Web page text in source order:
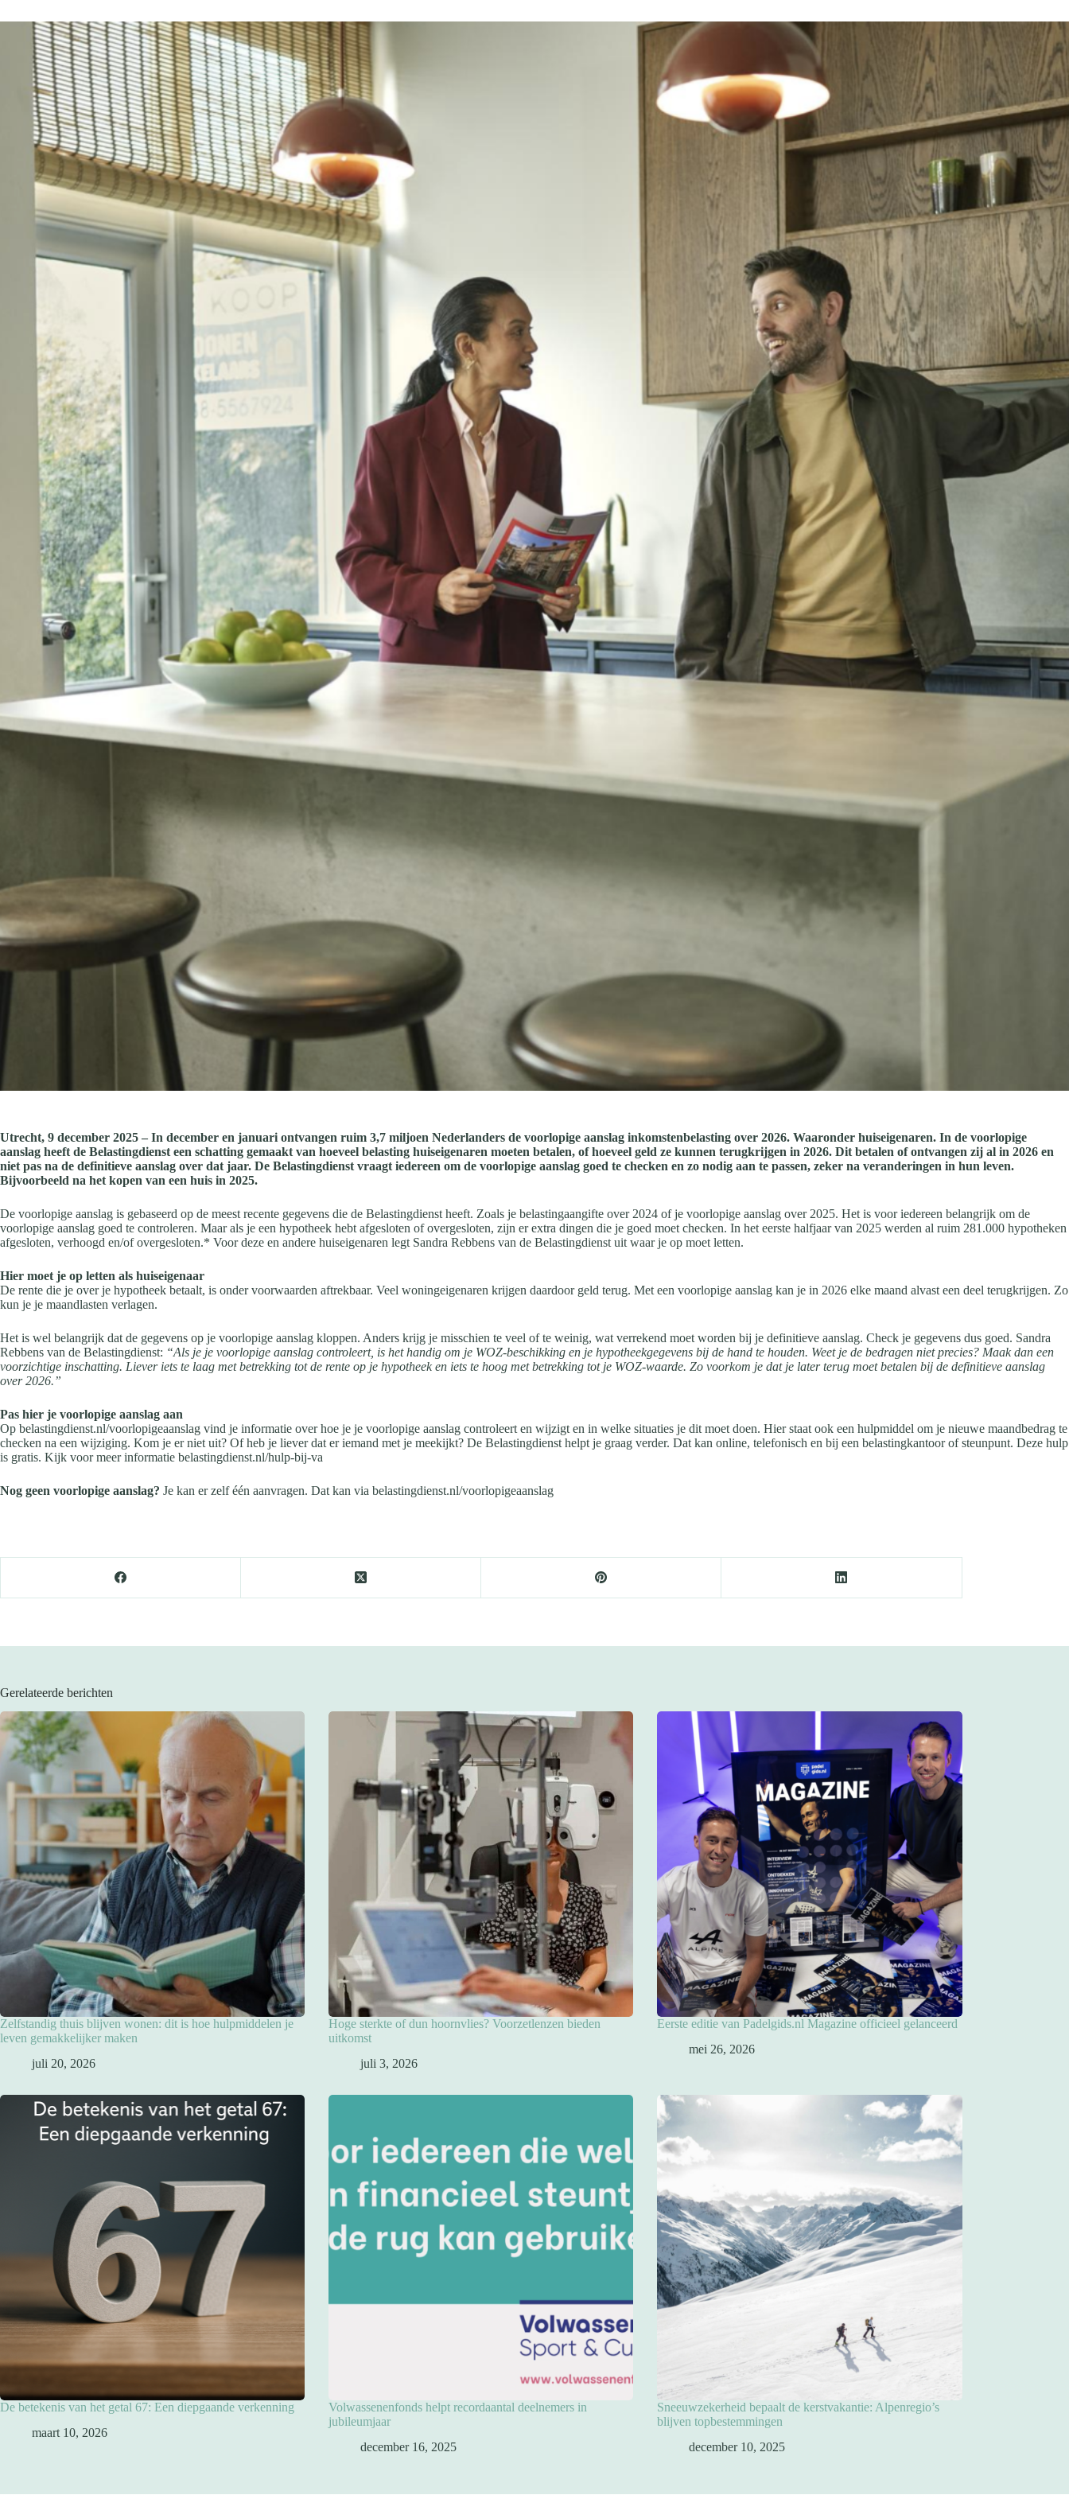
Utrecht, 9 december 2025 – In december en januari ontvangen ruim 3,7 miljoen Nederlanders de voorlopige aanslag inkomstenbelasting over 2026. Waaronder huiseigenaren. In de voorlopige
aanslag heeft de Belastingdienst een schatting gemaakt van hoeveel belasting huiseigenaren moeten betalen, of hoeveel geld ze kunnen terugkrijgen in 2026. Dit betalen of ontvangen zij al in 2026 en
niet pas na de definitieve aanslag over dat jaar. De Belastingdienst vraagt iedereen om de voorlopige aanslag goed te checken en zo nodig aan te passen, zeker na veranderingen in hun leven.
Bijvoorbeeld na het kopen van een huis in 2025.
De voorlopige aanslag is gebaseerd op de meest recente gegevens die de Belastingdienst heeft. Zoals je belastingaangifte over 2024 of je voorlopige aanslag over 2025. Het is voor iedereen belangrijk om de
voorlopige aanslag goed te controleren. Maar als je een hypotheek hebt afgesloten of overgesloten, zijn er extra dingen die je goed moet checken. In het eerste halfjaar van 2025 werden al ruim 281.000 hypotheken
afgesloten, verhoogd en/of overgesloten.* Voor deze en andere huiseigenaren legt Sandra Rebbens van de Belastingdienst uit waar je op moet letten.
Hier moet je op letten als huiseigenaar
De rente die je over je hypotheek betaalt, is onder voorwaarden aftrekbaar. Veel woningeigenaren krijgen daardoor geld terug. Met een voorlopige aanslag kan je in 2026 elke maand alvast een deel terugkrijgen. Zo
kun je je maandlasten verlagen.
Het is wel belangrijk dat de gegevens op je voorlopige aanslag kloppen. Anders krijg je misschien te veel of te weinig, wat verrekend moet worden bij je definitieve aanslag. Check je gegevens dus goed. Sandra
Rebbens van de Belastingdienst: “Als je je voorlopige aanslag controleert, is het handig om je WOZ-beschikking en je hypotheekgegevens bij de hand te houden. Weet je de bedragen niet precies? Maak dan een
voorzichtige inschatting. Liever iets te laag met betrekking tot de rente op je hypotheek en iets te hoog met betrekking tot je WOZ-waarde. Zo voorkom je dat je later terug moet betalen bij de definitieve aanslag
over 2026.”
Pas hier je voorlopige aanslag aan
Op belastingdienst.nl/voorlopigeaanslag vind je informatie over hoe je je voorlopige aanslag controleert en wijzigt en in welke situaties je dit moet doen. Hier staat ook een hulpmiddel om je nieuwe maandbedrag te
checken na een wijziging. Kom je er niet uit? Of heb je liever dat er iemand met je meekijkt? De Belastingdienst helpt je graag verder. Dat kan online, telefonisch en bij een belastingkantoor of steunpunt. Deze hulp
is gratis. Kijk voor meer informatie belastingdienst.nl/hulp-bij-va
Nog geen voorlopige aanslag? Je kan er zelf één aanvragen. Dat kan via belastingdienst.nl/voorlopigeaanslag
Gerelateerde berichten
Zelfstandig thuis blijven wonen: dit is hoe hulpmiddelen je
leven gemakkelijker maken
juli 20, 2026
Hoge sterkte of dun hoornvlies? Voorzetlenzen bieden
uitkomst
juli 3, 2026
Eerste editie van Padelgids.nl Magazine officieel gelanceerd
mei 26, 2026
De betekenis van het getal 67: Een diepgaande verkenning
maart 10, 2026
Volwassenenfonds helpt recordaantal deelnemers in
jubileumjaar
december 16, 2025
Sneeuwzekerheid bepaalt de kerstvakantie: Alpenregio’s
blijven topbestemmingen
december 10, 2025